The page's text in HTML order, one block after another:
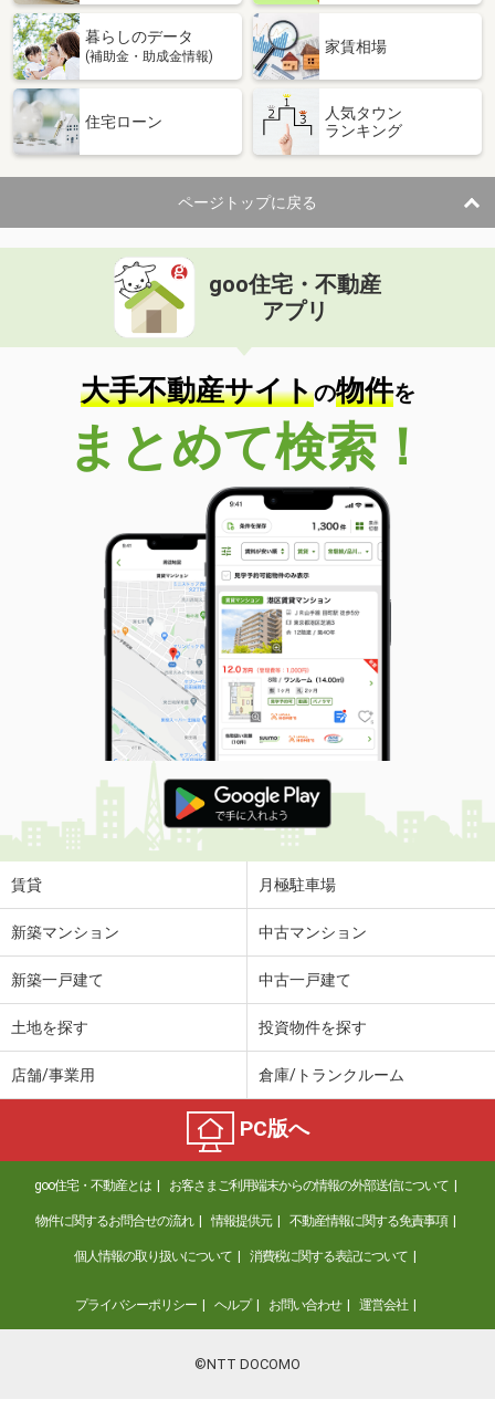
暮らしのデータ
(補助金・助成金情報)
家賃相場
住宅ローン
人気タウン
ランキング
ページトップに戻る
goo住宅・不動産
アプリ
大手不動産サイトの物件を
まとめて検索！
賃貸 月極駐車場
新築マンション 中古マンション
新築一戸建て 中古一戸建て
土地を探す 投資物件を探す
店舗/事業用 倉庫/トランクルーム
PC版へ
goo住宅・不動産とは お客さまご利用端末からの情報の外部送信について
物件に関するお問合せの流れ 情報提供元 不動産情報に関する免責事項
個人情報の取り扱いについて 消費税に関する表記について
プライバシーポリシー ヘルプ お問い合わせ 運営会社
©NTT DOCOMO